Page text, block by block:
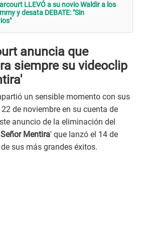
LLEVÓ a su novio Waldir a los
y desata DEBATE: "Sin
anuncia que
siempre su videoclip
un sensible momento con sus
de noviembre en su cuenta de
anuncio de la eliminación del
Señor Mentira' que lanzó el 14 de
sus más grandes éxitos.